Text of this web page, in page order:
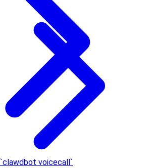
`clawdbot voicecall`